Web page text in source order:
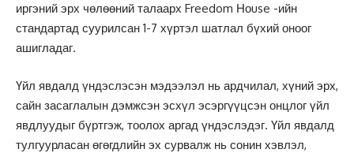
иргэний эрх чөлөөний талаарх Freedom Ноuse -ийн
стандартад суурилсан 1-7 хүртэл шатлал бүхий оноог
ашигладаг.
Үйл явдалд үндэслэсэн мэдээлэл нь ардчилал, хүний эрх,
сайн засаглалын дэмжсэн эсхүл эсэргүүцсэн онцлог үйл
явдлуудыг бүртгэж, тоолох аргад үндэслэдэг. Үйл явдалд
тулгуурласан өгөгдлийн эх сурвалж нь сонин хэвлэл,